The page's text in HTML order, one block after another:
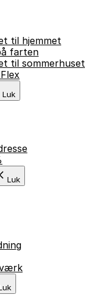
til hjemmet
farten
til sommerhuset
Luk
Luk